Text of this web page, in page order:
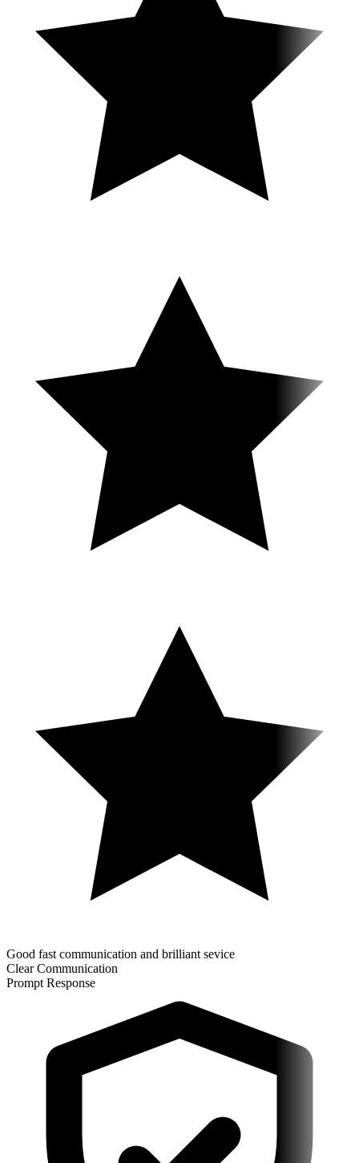
Good fast communication and brilliant sevice
Clear Communication
Prompt Response